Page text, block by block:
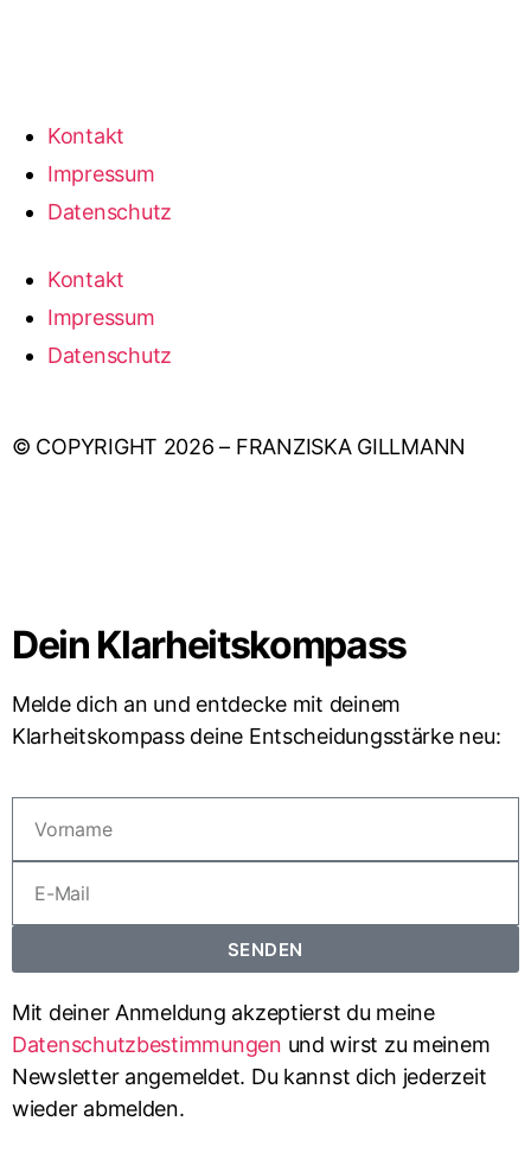
Kontakt
Impressum
Datenschutz
Kontakt
Impressum
Datenschutz
© COPYRIGHT 2026 – FRANZISKA GILLMANN
Dein Klarheitskompass
Melde dich an und entdecke mit deinem
Klarheitskompass deine Entscheidungsstärke neu:
SENDEN
Mit deiner Anmeldung akzeptierst du meine
Datenschutzbestimmungen und wirst zu meinem
Newsletter angemeldet. Du kannst dich jederzeit
wieder abmelden.